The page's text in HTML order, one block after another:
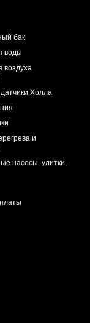
бак
воды
воздуха
Холла
и
насосы, улитки,